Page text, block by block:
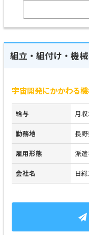
組立・組付け・機
宇宙開発にかかわる
給与 月
勤務地 長
雇用形態 派
会社名 日